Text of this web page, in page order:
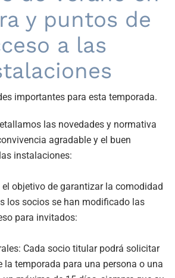
y puntos de
a las
importantes para esta temporada.
las novedades y normativa
agradable y el buen
instalaciones:
el objetivo de garantizar la comodidad
los socios se han modificado las
para invitados:
Cada socio titular podrá solicitar
la temporada para una persona o una